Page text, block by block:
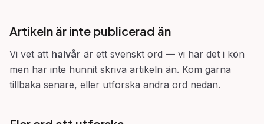
Artikeln är inte publicerad än
Vi vet att halvår är ett svenskt ord — vi har det i kön
men har inte hunnit skriva artikeln än. Kom gärna
tillbaka senare, eller utforska andra ord nedan.